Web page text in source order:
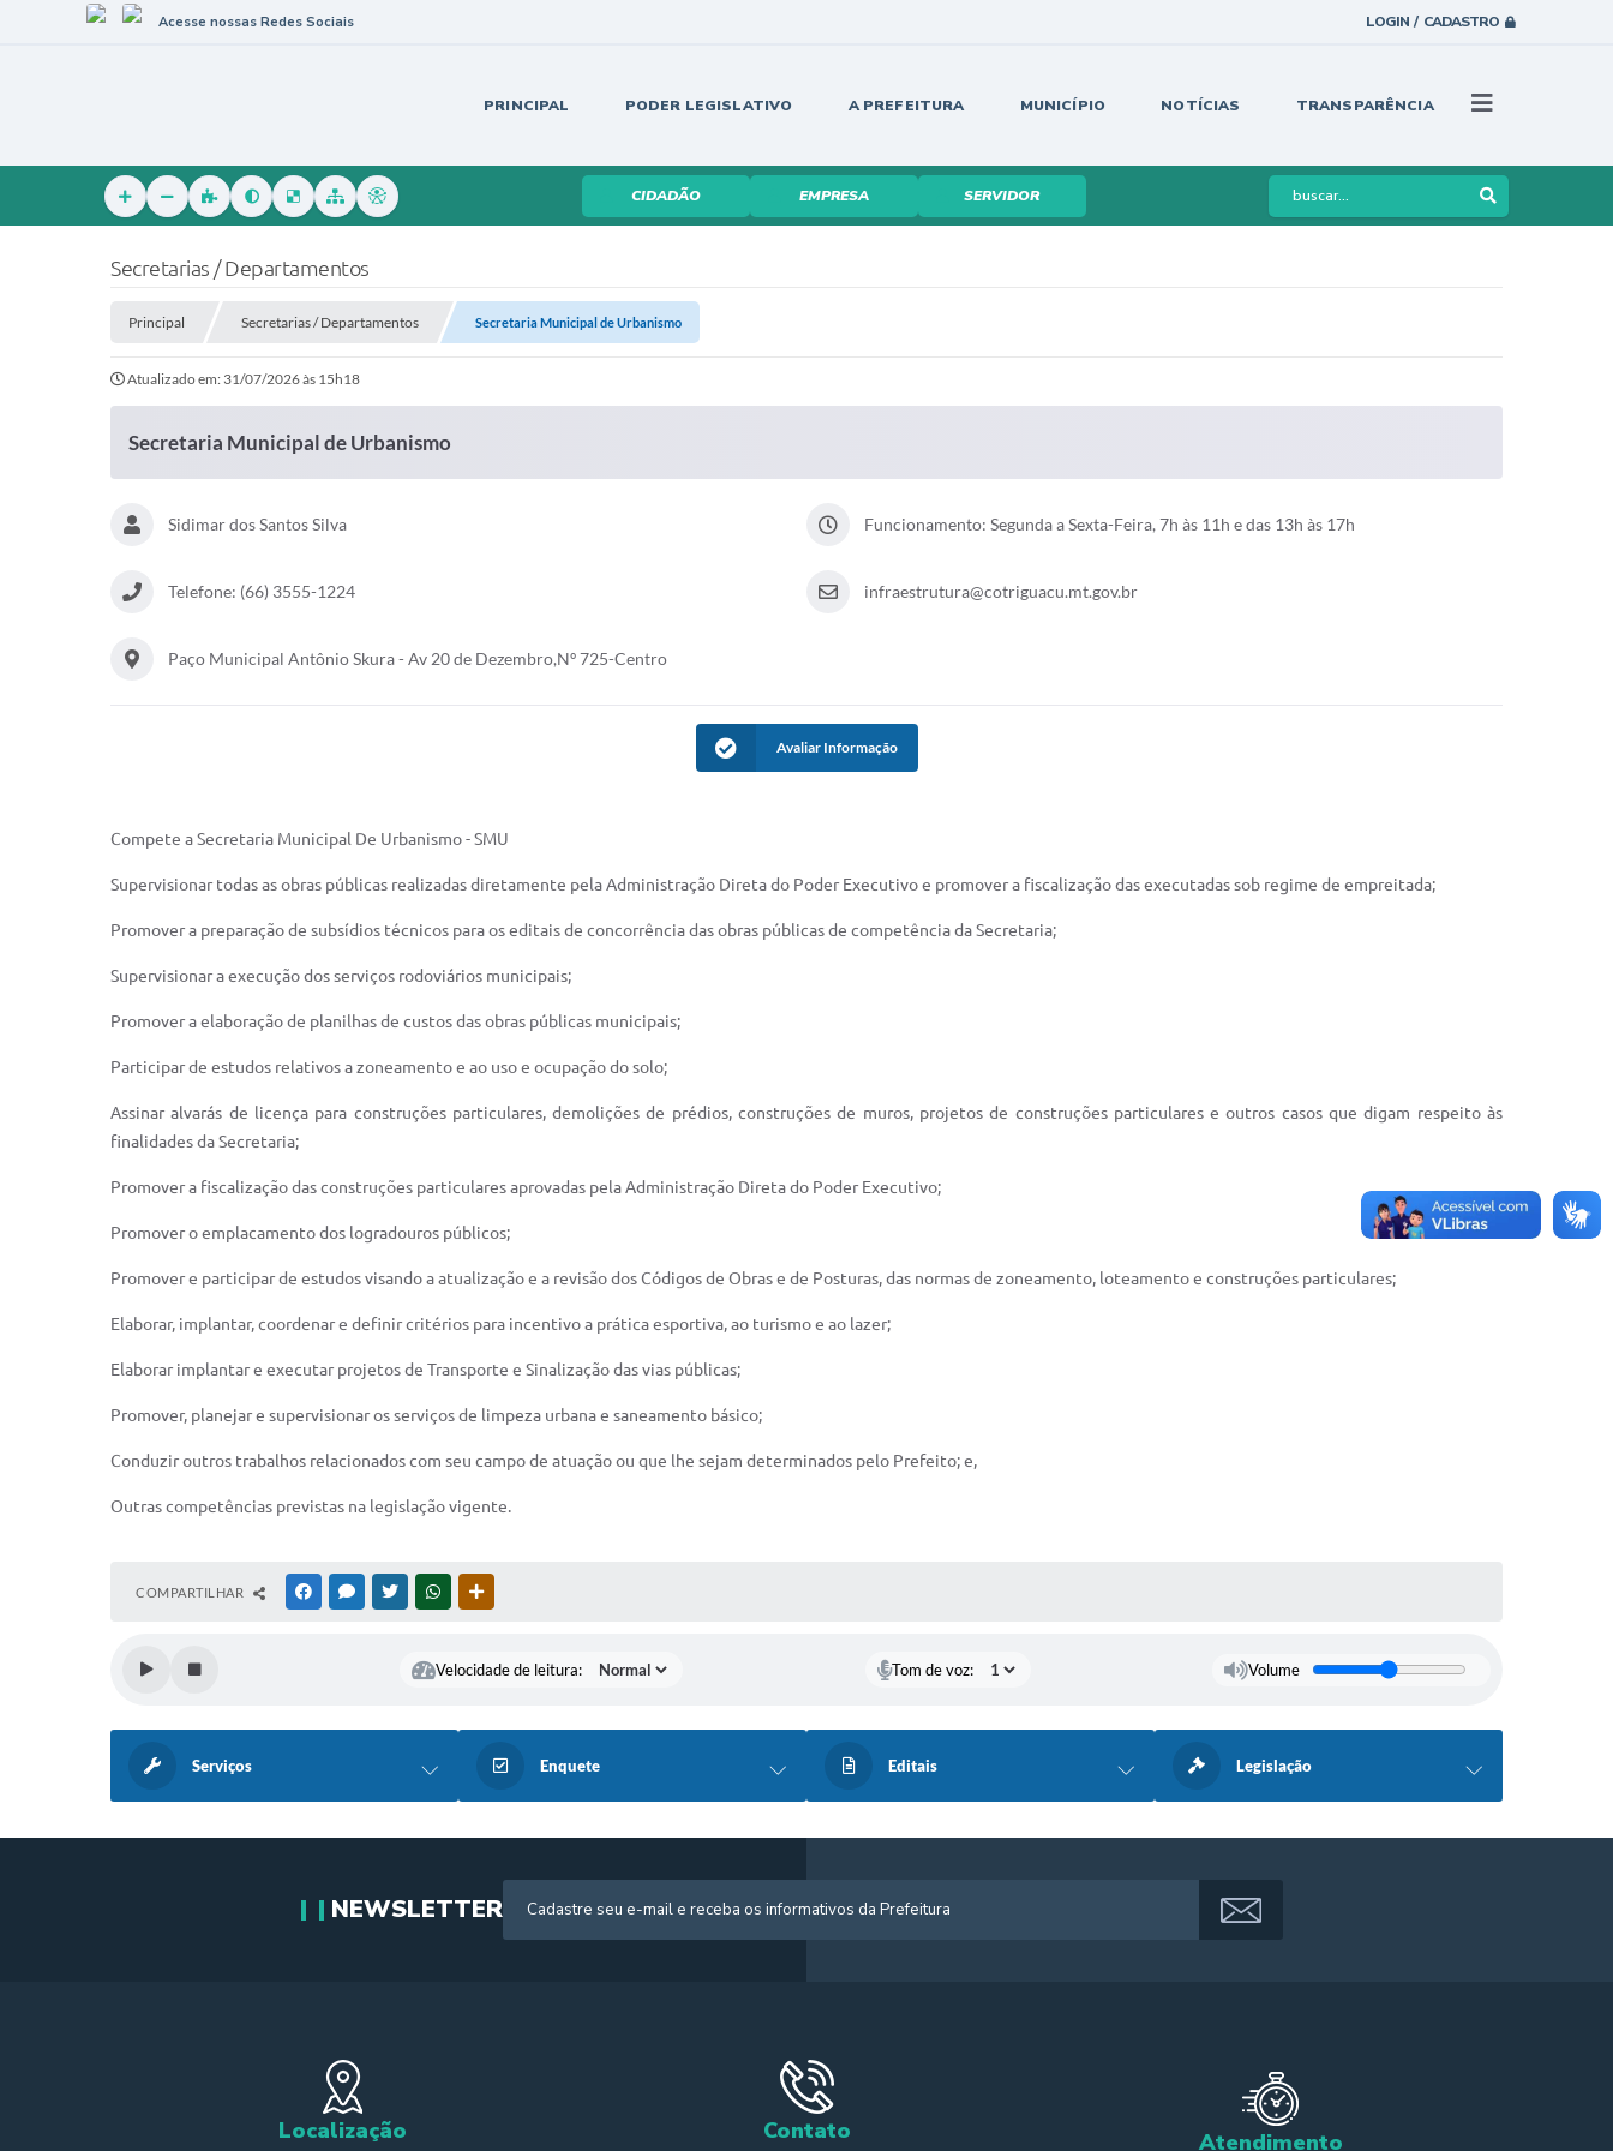
LOGIN / CADASTRO
Acesse nossas Redes Sociais
PRINCIPAL PODER LEGISLATIVO A PREFEITURA MUNICÍPIO NOTÍCIAS TRANSPARÊNCIA
CIDADÃO EMPRESA SERVIDOR
Secretarias / Departamentos
Principal Secretarias / Departamentos Secretaria Municipal de Urbanismo
Atualizado em: 31/07/2026 às 15h18
Secretaria Municipal de Urbanismo
Sidimar dos Santos Silva Funcionamento: Segunda a Sexta-Feira, 7h às 11h e das 13h às 17h
Telefone: (66) 3555-1224 infraestrutura@cotriguacu.mt.gov.br
Paço Municipal Antônio Skura - Av 20 de Dezembro,Nº 725-Centro
Avaliar Informação
Compete a Secretaria Municipal De Urbanismo - SMU
Supervisionar todas as obras públicas realizadas diretamente pela Administração Direta do Poder Executivo e promover a fiscalização das executadas sob regime de empreitada;
Promover a preparação de subsídios técnicos para os editais de concorrência das obras públicas de competência da Secretaria;
Supervisionar a execução dos serviços rodoviários municipais;
Promover a elaboração de planilhas de custos das obras públicas municipais;
Participar de estudos relativos a zoneamento e ao uso e ocupação do solo;
Assinar alvarás de licença para construções particulares, demolições de prédios, construções de muros, projetos de construções particulares e outros casos que digam respeito às
finalidades da Secretaria;
Promover a fiscalização das construções particulares aprovadas pela Administração Direta do Poder Executivo;
Promover o emplacamento dos logradouros públicos;
Promover e participar de estudos visando a atualização e a revisão dos Códigos de Obras e de Posturas, das normas de zoneamento, loteamento e construções particulares;
Elaborar, implantar, coordenar e definir critérios para incentivo a prática esportiva, ao turismo e ao lazer;
Elaborar implantar e executar projetos de Transporte e Sinalização das vias públicas;
Promover, planejar e supervisionar os serviços de limpeza urbana e saneamento básico;
Conduzir outros trabalhos relacionados com seu campo de atuação ou que lhe sejam determinados pelo Prefeito; e,
Outras competências previstas na legislação vigente.
COMPARTILHAR FACEBOOKMESSENGER
TWITTERWHATSAPP
Velocidade de leitura: Tom de voz: Volume
Serviços Enquete Editais Legislação
NEWSLETTER
Localização Contato Atendimento